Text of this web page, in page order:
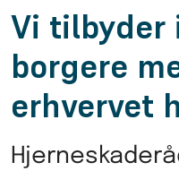
Vi tilbyder
borgere
erhvervet